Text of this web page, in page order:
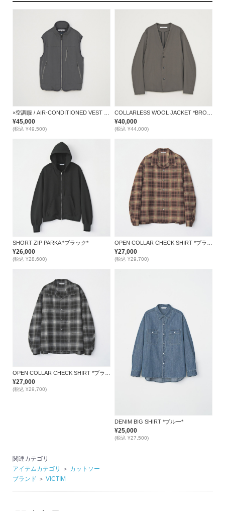
×空調服 / AIR-CONDITIONED VEST *GRAY*
¥45,000
(税込 ¥49,500)
COLLARLESS WOOL JACKET *BROWN*
¥40,000
(税込 ¥44,000)
SHORT ZIP PARKA *ブラック*
¥26,000
(税込 ¥28,600)
OPEN COLLAR CHECK SHIRT *ブラウン*
¥27,000
(税込 ¥29,700)
OPEN COLLAR CHECK SHIRT *ブラック*
¥27,000
(税込 ¥29,700)
DENIM BIG SHIRT *ブルー*
¥25,000
(税込 ¥27,500)
関連カテゴリ
アイテムカテゴリ
＞ カットソー
ブランド ＞ VICTIM